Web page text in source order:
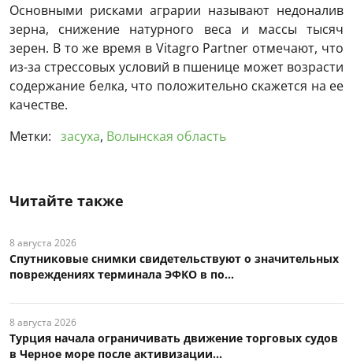
Основными рисками аграрии называют недоналив
зерна, снижение натурного веса и массы тысяч
зерен. В то же время в Vitagro Partner отмечают, что
из-за стрессовых условий в пшенице может возрасти
содержание белка, что положительно скажется на ее
качестве.
Метки: засуха, Волынская область
Читайте также
8 августа 2026
Спутниковые снимки свидетельствуют о значительных
повреждениях терминала ЭФКО в по...
8 августа 2026
Турция начала ограничивать движение торговых судов
в Черное море после активизации...